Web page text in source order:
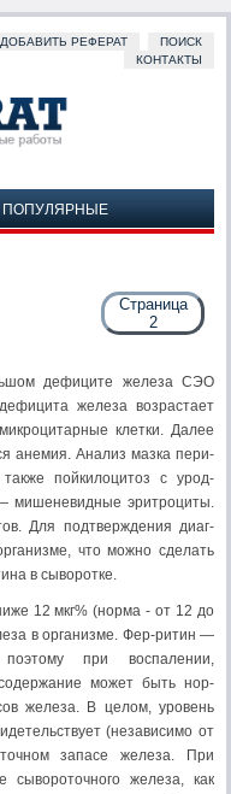
ДОБАВИТЬ РЕФЕРАТ
ПОИСК
КОНТАКТЫ
ПОПУЛЯРНЫЕ
Страница
2
дефиците железа СЭО
железа возрастает
клетки. Далее
анемия. Анализ мазка пери­
пойкилоцитоз с урод­
мишеневидные эритроциты.
Для подтверждения диаг­
что можно сделать
в сыворотке.
12 мкг% (норма - от 12 до
в организме. Фер-ритин —
при воспалении,
может быть нор­
железа. В целом, уровень
(независимо от
запасе железа. При
сывороточного железа, как